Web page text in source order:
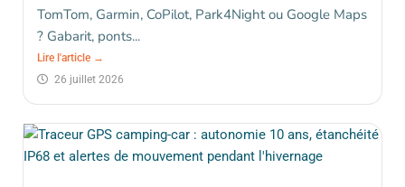
TomTom, Garmin, CoPilot, Park4Night ou Google Maps
? Gabarit, ponts...
Lire l'article →
26 juillet 2026